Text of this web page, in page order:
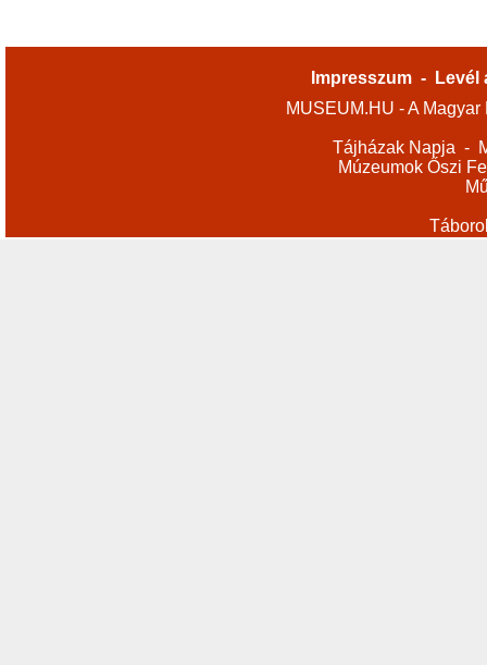
Impresszum -
Levél
MUSEUM.HU - A
Tájházak Napja -
Múzeumok Őszi